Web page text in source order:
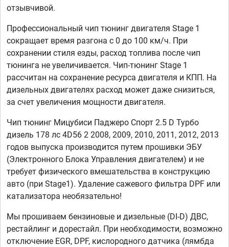
отзывчивой.
Профессиональный чип тюнинг двигателя Stage 1
сокращает время разгона с 0 до 100 км/ч. При
сохранении стиля езды, расход топлива после чип
тюнинга не увеличивается. Чип-тюнинг Stage 1
рассчитан на сохранение ресурса двигателя и КПП. На
дизельных двигателях расход может даже снизиться,
за счет увеличения мощности двигателя.
Чип тюнинг Мицубиси Паджеро Спорт 2.5 D Турбо
дизель 178 лс 4D56 2 2008, 2009, 2010, 2011, 2012, 2013
годов выпуска производится путем прошивки ЭБУ
(Электронного Блока Управления двигателем) и не
требует физического вмешательства в конструкцию
авто (при Stage1). Удаление сажевого фильтра DPF или
катализатора необязательно!
Мы прошиваем бензиновые и дизельные (DI-D) ДВС,
рестайлинг и дорестайл. При необходимости, возможно
отключение EGR, DPF, кислородного датчика (лямбда